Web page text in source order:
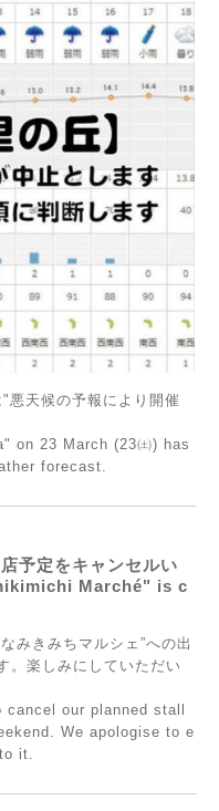
悪天候の予報により開催
on 23 March (23㈯) has
forecast.
予定をキャンセルい
Marché" is c
みきみちマルシェ”への出
。楽しみにしていただい
our planned stall
We apologise to e
it.